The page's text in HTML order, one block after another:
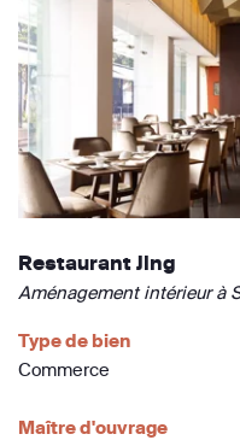
Restaurant Jing
Aménagement intérieur à
Type de bien
Commerce
Maître d'ouvrage